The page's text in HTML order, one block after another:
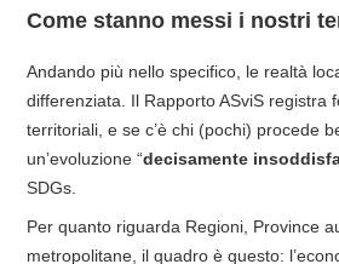
Come stanno messi i nostri
Andando più nello specifico, le realtà
differenziata. Il Rapporto ASviS registra
territoriali, e se c’è chi (pochi) procede
un’evoluzione “decisamente
SDGs.
Per quanto riguarda Regioni, Province
metropolitane, il quadro è questo: